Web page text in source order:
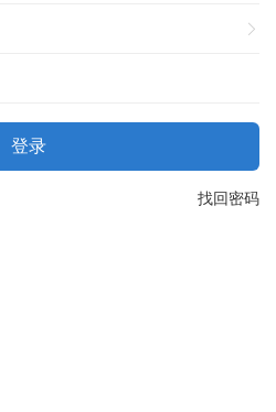
登录
找回密码